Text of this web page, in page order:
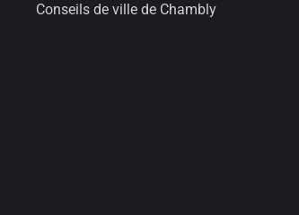
Conseils de ville de Chambly